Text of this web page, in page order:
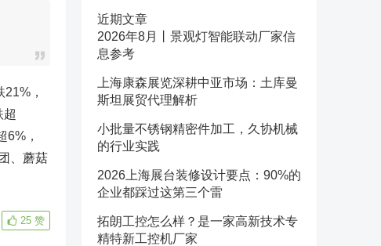
，
超
，
、蘑菇
25 赞
近期文章
2026年8月丨景观灯智能联动厂家信
息参考
上海康森展览深耕中亚市场：土库曼
斯坦展贸代理解析
小批量不锈钢精密件加工，久协机械
的行业实践
2026上海展台装修设计要点：90%的
企业都踩过这第三个雷
拓朗工控怎么样？是一家高新技术专
精特新工控机厂家